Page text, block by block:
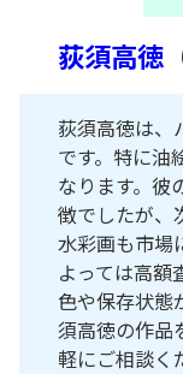
荻須高徳
荻須高徳は、
です。特に油
なります。彼
徴でしたが、
水彩画も市場
よっては高額
色や保存状態
須高徳の作品
軽にご相談く